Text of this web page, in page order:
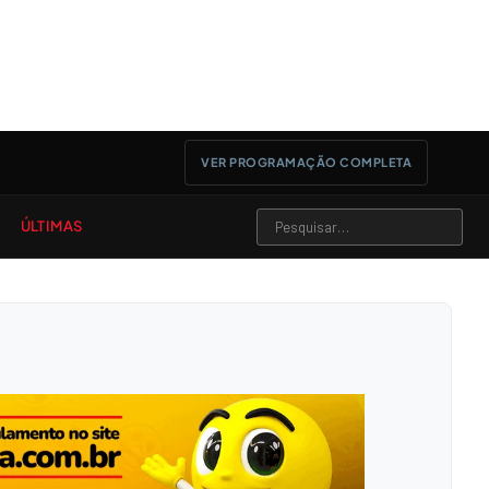
VER PROGRAMAÇÃO COMPLETA
ÚLTIMAS